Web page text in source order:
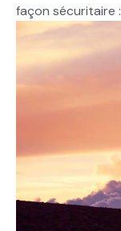
façon sécuritaire :